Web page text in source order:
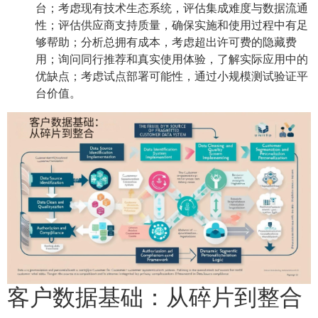
台；考虑现有技术生态系统，评估集成难度与数据流通
性；评估供应商支持质量，确保实施和使用过程中有足
够帮助；分析总拥有成本，考虑超出许可费的隐藏费
用；询问同行推荐和真实使用体验，了解实际应用中的
优缺点；考虑试点部署可能性，通过小规模测试验证平
台价值。
客户数据基础：从碎片到整合